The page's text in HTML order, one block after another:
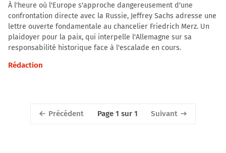
À l'heure où l'Europe s'approche dangereusement d'une
confrontation directe avec la Russie, Jeffrey Sachs adresse une
lettre ouverte fondamentale au chancelier Friedrich Merz. Un
plaidoyer pour la paix, qui interpelle l'Allemagne sur sa
responsabilité historique face à l'escalade en cours.
Rédaction
Précédent Page 1 sur 1 Suivant